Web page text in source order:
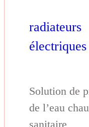
radiateurs
électriques